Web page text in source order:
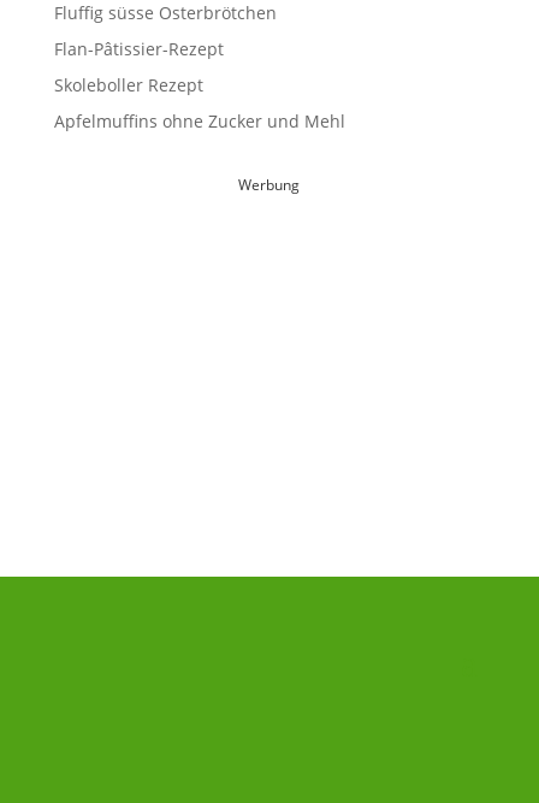
Fluffig süsse Osterbrötchen
Flan-Pâtissier-Rezept
Skoleboller Rezept
Apfelmuffins ohne Zucker und Mehl
Werbung